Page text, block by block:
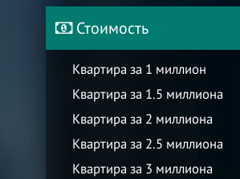
Стоимость
Квартира за 1 миллион
Квартира за 1.5 миллиона
Квартира за 2 миллиона
Квартира за 2.5 миллиона
Квартира за 3 миллиона